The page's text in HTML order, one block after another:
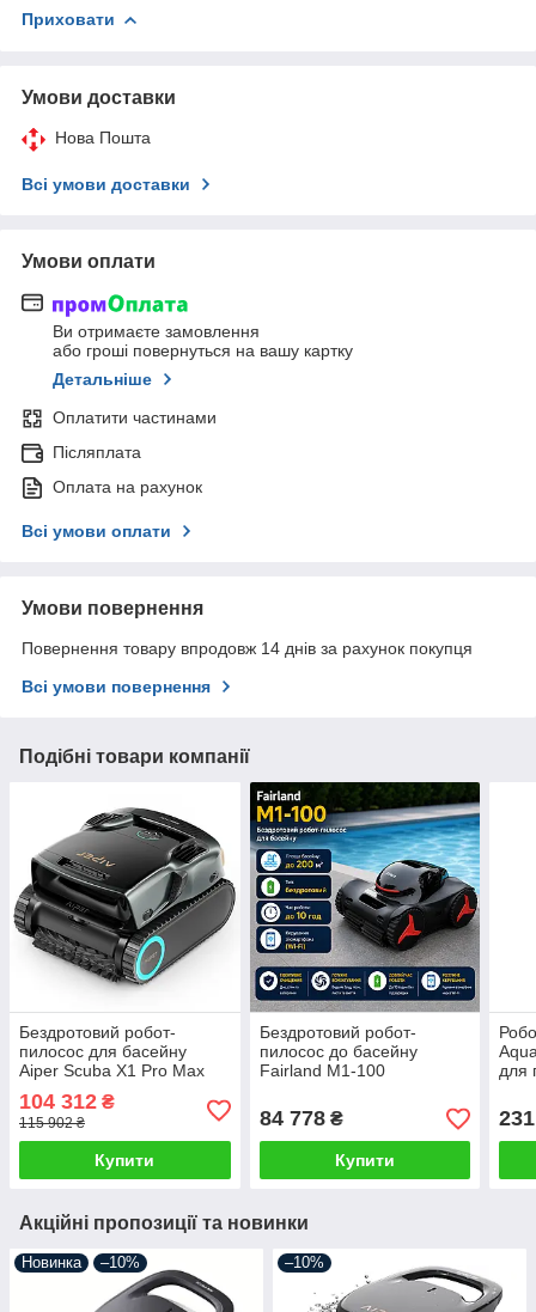
Приховати
Умови доставки
Нова Пошта
Всі умови доставки
Умови оплати
Ви отримаєте замовлення
або гроші повернуться на вашу картку
Детальніше
Оплатити частинами
Післяплата
Оплата на рахунок
Всі умови оплати
Умови повернення
Повернення товару впродовж 14 днів за рахунок покупця
Всі умови повернення
Подібні товари компанії
Бездротовий робот-
пилосос для басейну
Aiper Scuba X1 Pro Max
104 312 ₴
115 902 ₴
Купити
Бездротовий робот-
пилосос до басейну
Fairland M1-100
84 778₴
Купити
для
Акційні пропозиції та новинки
Новинка –10% –10%